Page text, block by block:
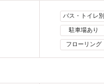
バス・トイレ別
駐車場あり
フローリング